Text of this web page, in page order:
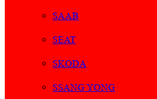
SAAB
SEAT
SKODA
SSANG YONG